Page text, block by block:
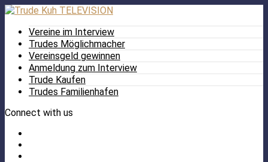
Vereine im Interview
Trudes Möglichmacher
Vereinsgeld gewinnen
Anmeldung zum Interview
Trude Kaufen
Trudes Familienhafen
Connect with us